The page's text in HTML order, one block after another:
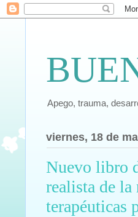
Apego, trauma,
viernes, 18 de
Nuevo libro
realista de
terapéuticas